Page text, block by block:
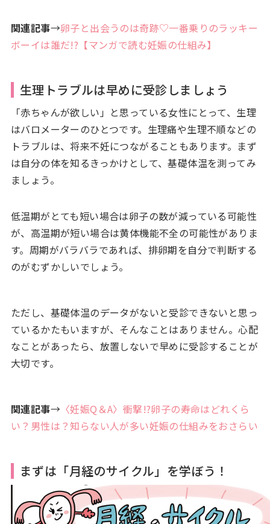
関連記事→卵子と出会うのは奇跡♡一番乗りのラッキー
ボーイは誰だ!?【マンガで読む妊娠の仕組み】
生理トラブルは早めに受診しましょう
「赤ちゃんが欲しい」と思っている女性にとって、生理
はバロメーターのひとつです。生理痛や生理不順などの
トラブルは、将来不妊につながることもあります。まず
は自分の体を知るきっかけとして、基礎体温を測ってみ
ましょう。
低温期がとても短い場合は卵子の数が減っている可能性
が、高温期が短い場合は黄体機能不全の可能性がありま
す。周期がバラバラであれば、排卵期を自分で判断する
のがむずかしいでしょう。
ただし、基礎体温のデータがないと受診できないと思っ
ているかたもいますが、そんなことはありません。心配
なことがあったら、放置しないで早めに受診することが
大切です。
関連記事→〈妊娠Q＆A〉衝撃!?卵子の寿命はどれくら
い？男性は？知らない人が多い妊娠の仕組みをおさらい
まずは「月経のサイクル」を学ぼう！